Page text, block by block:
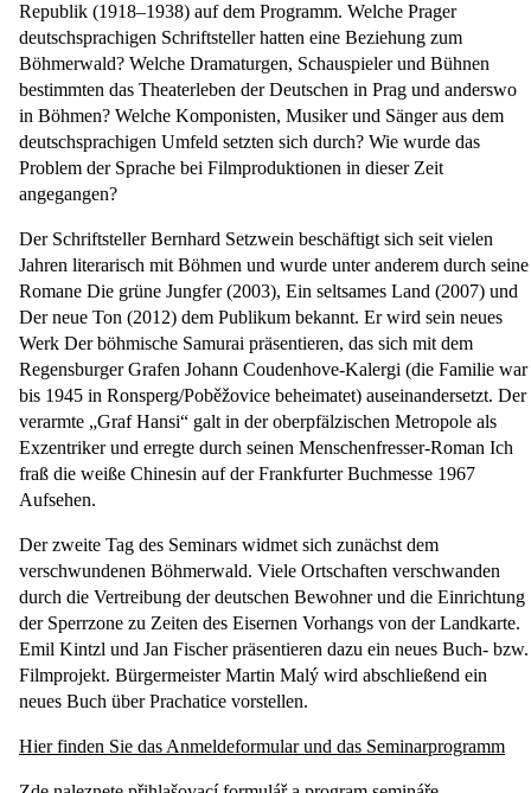
Republik (1918–1938) auf dem Programm. Welche Prager
deutschsprachigen Schriftsteller hatten eine Beziehung zum
Böhmerwald? Welche Dramaturgen, Schauspieler und Bühnen
bestimmten das Theaterleben der Deutschen in Prag und anderswo
in Böhmen? Welche Komponisten, Musiker und Sänger aus dem
deutschsprachigen Umfeld setzten sich durch? Wie wurde das
Problem der Sprache bei Filmproduktionen in dieser Zeit
angegangen?
Der Schriftsteller Bernhard Setzwein beschäftigt sich seit vielen
Jahren literarisch mit Böhmen und wurde unter anderem durch seine
Romane Die grüne Jungfer (2003), Ein seltsames Land (2007) und
Der neue Ton (2012) dem Publikum bekannt. Er wird sein neues
Werk Der böhmische Samurai präsentieren, das sich mit dem
Regensburger Grafen Johann Coudenhove-Kalergi (die Familie war
bis 1945 in Ronsperg/Poběžovice beheimatet) auseinandersetzt. Der
verarmte „Graf Hansi“ galt in der oberpfälzischen Metropole als
Exzentriker und erregte durch seinen Menschenfresser-Roman Ich
fraß die weiße Chinesin auf der Frankfurter Buchmesse 1967
Aufsehen.
Der zweite Tag des Seminars widmet sich zunächst dem
verschwundenen Böhmerwald. Viele Ortschaften verschwanden
durch die Vertreibung der deutschen Bewohner und die Einrichtung
der Sperrzone zu Zeiten des Eisernen Vorhangs von der Landkarte.
Emil Kintzl und Jan Fischer präsentieren dazu ein neues Buch- bzw.
Filmprojekt. Bürgermeister Martin Malý wird abschließend ein
neues Buch über Prachatice vorstellen.
Hier finden Sie das Anmeldeformular und das Seminarprogramm